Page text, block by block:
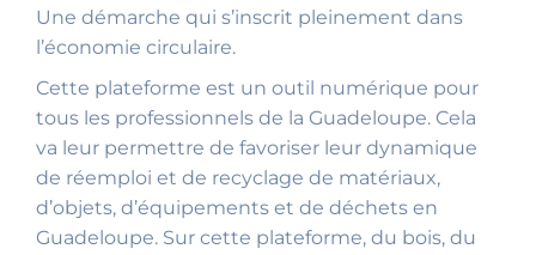
Une démarche qui s’inscrit pleinement dans
l’économie circulaire.
Cette plateforme est un outil numérique pour
tous les professionnels de la Guadeloupe. Cela
va leur permettre de favoriser leur dynamique
de réemploi et de recyclage de matériaux,
d’objets, d’équipements et de déchets en
Guadeloupe. Sur cette plateforme, du bois, du